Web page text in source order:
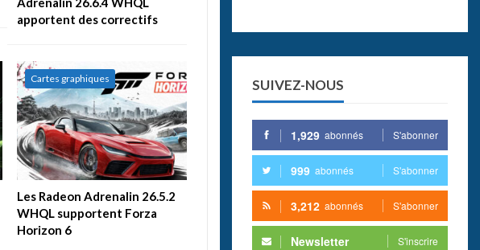
apportent des correctifs
Cartes graphiques
Les Radeon Adrenalin 26.5.2
WHQL supportent Forza
Horizon 6
SUIVEZ-NOUS
1,929 abonnés S'abonner
999 abonnés S'abonner
3,212 abonnés S'abonner
Newsletter S'inscrire